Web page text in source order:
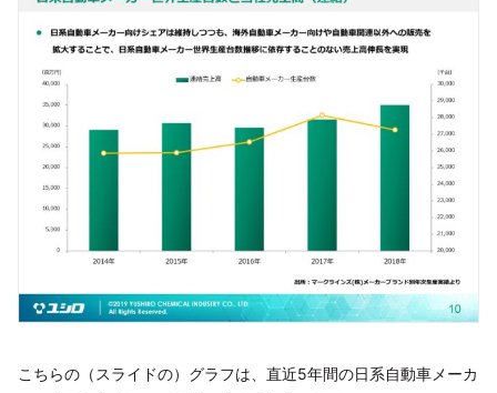
こちらの（スライドの）グラフは、直近5年間の日系自動車メーカ